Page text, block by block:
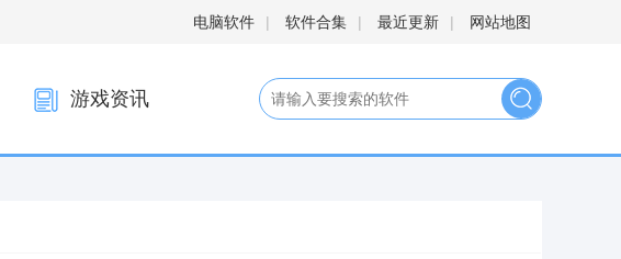
电脑软件 | 软件合集 | 最近更新 | 网站地图
游戏资讯